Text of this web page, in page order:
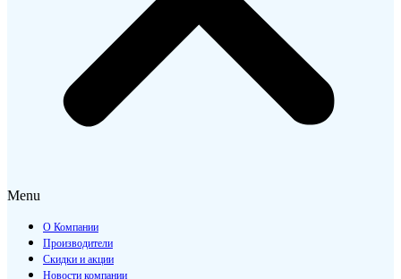
Menu
О Компании
Производители
Скидки и акции
Новости компании